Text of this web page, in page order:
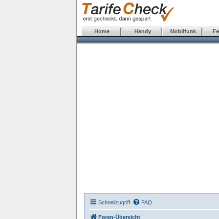
Home Handy Mobilfunk
Schnellzugriff FAQ
Foren-Übersicht